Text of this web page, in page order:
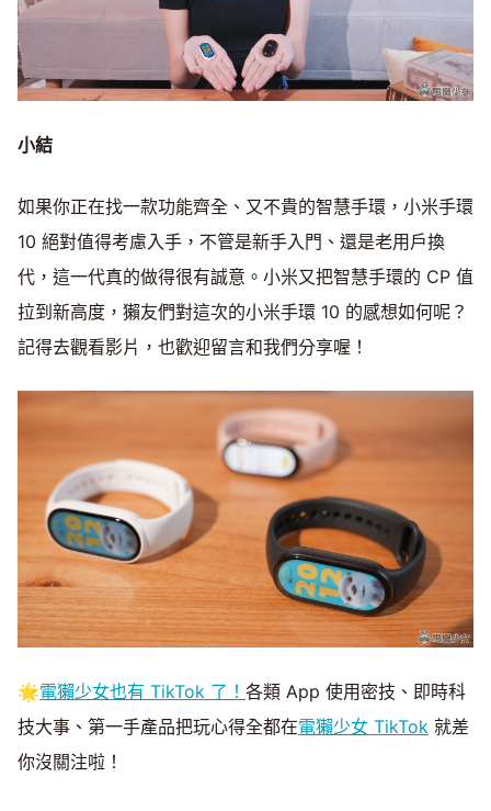
小結
如果你正在找一款功能齊全、又不貴的智慧手環，小米手環
10 絕對值得考慮入手，不管是新手入門、還是老用戶換
代，這一代真的做得很有誠意。小米又把智慧手環的 CP 值
拉到新高度，獺友們對這次的小米手環 10 的感想如何呢？
記得去觀看影片，也歡迎留言和我們分享喔！
🌟電獺少女也有 TikTok 了！ 各類 App 使用密技、即時科
技大事、第一手產品把玩心得全都在電獺少女 TikTok 就差
你沒關注啦！